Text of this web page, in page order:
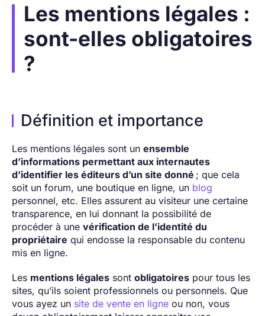
Les mentions légales :
sont-elles obligatoires
?
Définition et importance
Les mentions légales sont un ensemble
d’informations permettant aux internautes
d’identifier les éditeurs d’un site donné ; que cela
soit un forum, une boutique en ligne, un blog
personnel, etc. Elles assurent au visiteur une certaine
transparence, en lui donnant la possibilité de
procéder à une vérification de l’identité du
propriétaire qui endosse la responsable du contenu
mis en ligne.
Les mentions légales sont obligatoires pour tous les
sites, qu’ils soient professionnels ou personnels. Que
vous ayez un site de vente en ligne ou non, vous